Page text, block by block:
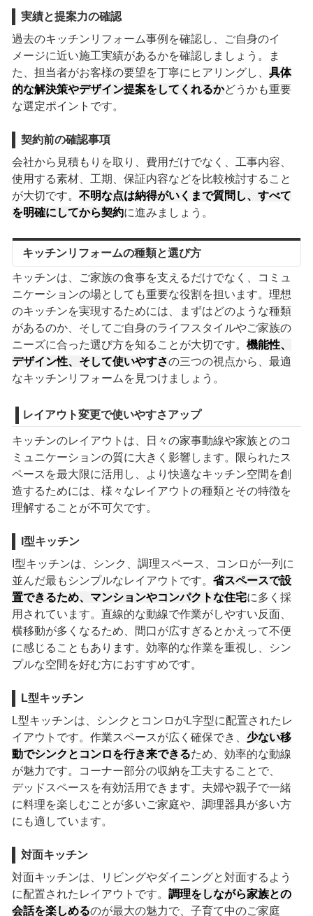
実績と提案力の確認
過去のキッチンリフォーム事例を確認し、ご自身のイ
メージに近い施工実績があるかを確認しましょう。ま
た、担当者がお客様の要望を丁寧にヒアリングし、 具体
的な解決策やデザイン提案をしてくれるかどうかも重要
な選定ポイントです。
契約前の確認事項
会社から見積もりを取り、費用だけでなく、工事内容、
使用する素材、工期、保証内容などを比較検討すること
が大切です。 不明な点は納得がいくまで質問し、すべて
を明確にしてから契約に進みましょう。
キッチンリフォームの種類と選び方
キッチンは、ご家族の食事を支えるだけでなく、コミュ
ニケーションの場としても重要な役割を担います。理想
のキッチンを実現するためには、まずはどのような種類
があるのか、そしてご自身のライフスタイルやご家族の
ニーズに合った選び方を知ることが大切です。 機能性、
デザイン性、そして使いやすさの三つの視点から、最適
なキッチンリフォームを見つけましょう。
レイアウト変更で使いやすさアップ
キッチンのレイアウトは、日々の家事動線や家族とのコ
ミュニケーションの質に大きく影響します。限られたス
ペースを最大限に活用し、より快適なキッチン空間を創
造するためには、様々なレイアウトの種類とその特徴を
理解することが不可欠です。
I型キッチン
I型キッチンは、シンク、調理スペース、コンロが一列に
並んだ最もシンプルなレイアウトです。 省スペースで設
置できるため、マンションやコンパクトな住宅に多く採
用されています。直線的な動線で作業がしやすい反面、
横移動が多くなるため、間口が広すぎるとかえって不便
に感じることもあります。効率的な作業を重視し、シン
プルな空間を好む方におすすめです。
L型キッチン
L型キッチンは、シンクとコンロがL字型に配置されたレ
イアウトです。作業スペースが広く確保でき、 少ない移
動でシンクとコンロを行き来できるため、効率的な動線
が魅力です。コーナー部分の収納を工夫することで、
デッドスペースを有効活用できます。夫婦や親子で一緒
に料理を楽しむことが多いご家庭や、調理器具が多い方
にも適しています。
対面キッチン
対面キッチンは、リビングやダイニングと対面するよう
に配置されたレイアウトです。 調理をしながら家族との
会話を楽しめるのが最大の魅力で、子育て中のご家庭